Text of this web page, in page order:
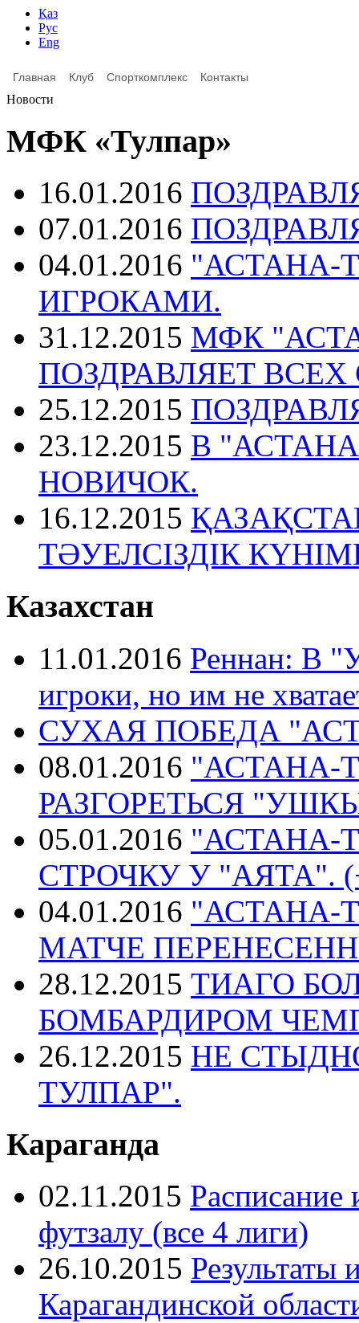
Қаз
Рус
Eng
Главная Клуб Спорткомплекс Контакты
Новости
МФК «Тулпар»
16.01.2016
07.01.2016
04.01.2016 "АСТАНА-
ИГРОКАМИ.
31.12.2015 МФК
ПОЗДРАВЛЯЕТ
25.12.2015
23.12.2015 В
НОВИЧОК.
16.12.2015
ТӘУЕЛСІЗДІК
Казахстан
11.01.2016 Реннан: В
игроки, но им не
СУХАЯ ПОБЕДА
08.01.2016 "АСТАНА-
РАЗГОРЕТЬСЯ
05.01.2016 "АСТАНА-
СТРОЧКУ У "АЯТА".
04.01.2016 "АСТАНА-
МАТЧЕ
28.12.2015 ТИАГО
БОМБАРДИРОМ
26.12.2015 НЕ
ТУЛПАР".
Караганда
02.11.2015 Расписание
футзалу (все 4 лиги)
26.10.2015 Результаты
Карагандинской